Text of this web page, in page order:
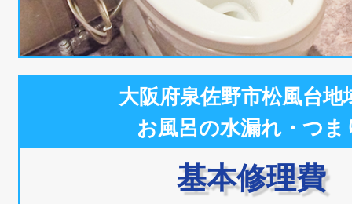
大阪府泉佐野市松風台地
お風呂の水漏れ・つま
基本修理費